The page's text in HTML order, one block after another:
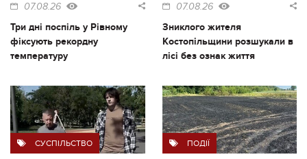
07.08.26
Три дні поспіль у Рівному
фіксують рекордну
температуру
07.08.26
Зниклого жителя
Костопільщини розшукали в
лісі без ознак життя
СУСПІЛЬСТВО ПОДІЇ